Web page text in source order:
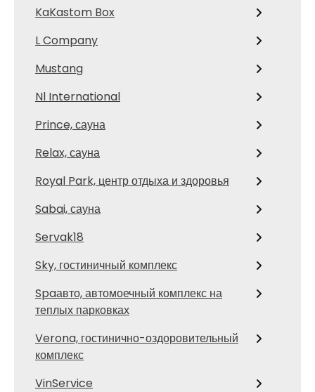
KaKastom Box
L Company
Mustang
Nl International
Prince, сауна
Relax, сауна
Royal Park, центр отдыха и здоровья
Sabai, сауна
Servak18
Sky, гостиничный комплекс
Spaавто, автомоечный комплекс на
теплых парковках
Verona, гостинично-оздоровительный
комплекс
VinService